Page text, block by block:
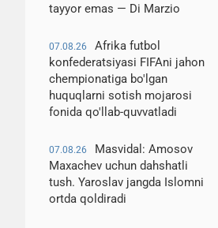
tayyor emas — Di Marzio
07.08.26
Afrika futbol
konfederatsiyasi FIFAni jahon
chempionatiga bo'lgan
huquqlarni sotish mojarosi
fonida qo'llab-quvvatladi
07.08.26
Masvidal: Amosov
Maxachev uchun dahshatli
tush. Yaroslav jangda Islomni
ortda qoldiradi